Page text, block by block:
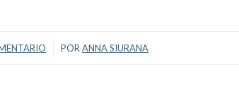
/ PORANNA SIURANA